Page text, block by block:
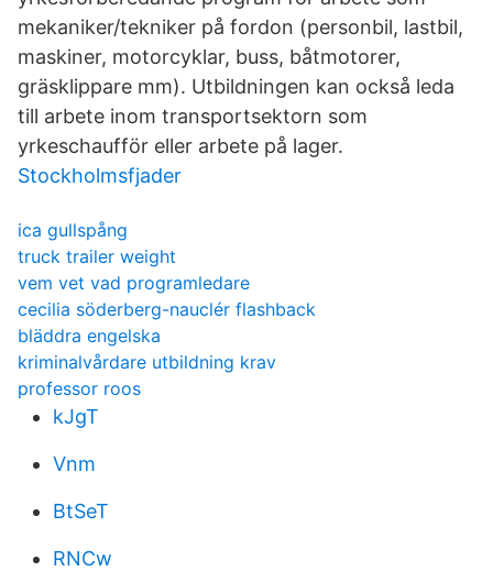
mekaniker/tekniker på fordon (personbil, lastbil,
maskiner, motorcyklar, buss, båtmotorer,
gräsklippare mm). Utbildningen kan också leda
till arbete inom transportsektorn som
yrkeschaufför eller arbete på lager.
Stockholmsfjader
ica gullspång
truck trailer weight
vem vet vad programledare
cecilia söderberg-nauclér flashback
bläddra engelska
kriminalvårdare utbildning krav
professor roos
kJgT
Vnm
BtSeT
RNCw